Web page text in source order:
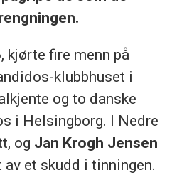
kjørte fire menn på
klubbhuset i
og to danske
i Helsingborg. I Nedre
og Jan Krogh Jensen
av et skudd i tinningen.